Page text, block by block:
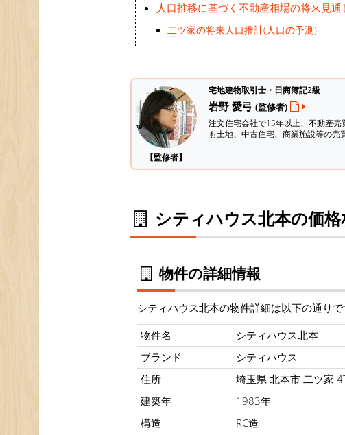
人口推移に基づく不動産相場の将来見通
二ツ家の将来人口推計(人口の予測)
【監修者】
宅地建物取引士・日商簿記2級
岩野 愛弓 (監修者)
注文住宅会社で15年以上、不動産
も土地、中古住宅、商業施設等の売
シティハウス北本の価格
物件の詳細情報
シティハウス北本の物件詳細は以下の通りで
物件名
シティハウス北本
ブランド
シティハウス
住所
埼玉県 北本市 二ツ家
建築年
1983年
構造
RC造